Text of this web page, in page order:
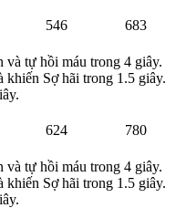
546 683
và tự hồi máu trong 4 giây.
khiến Sợ hãi trong 1.5 giây.
624 780
và tự hồi máu trong 4 giây.
khiến Sợ hãi trong 1.5 giây.